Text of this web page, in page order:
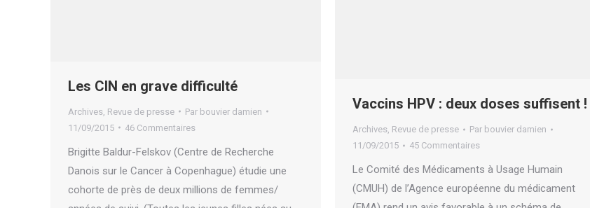
Les CIN en grave difficulté
Archives Revue de presse Par bouvier damien
11/09/2015
46 Commentaires
Brigitte Baldur-Felskov (Centre de Recherche
Danois sur le Cancer à Copenhague) étudie une
cohorte de près de deux millions de femmes/
Vaccins HPV : deux doses suffisent !
Archives, Revue de presse Par bouvier damien
11/09/2015
45 Commentaires
Le Comité des Médicaments à Usage Humain
(CMUH) de l’Agence européenne du médicament